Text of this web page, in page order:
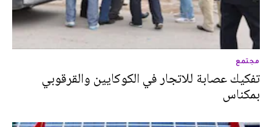
مجتمع
تفكيك عصابة للاتجار في الكوكايين والقرقوبي
بمكناس